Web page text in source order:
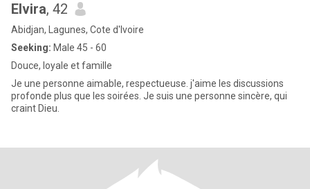
Elvira, 42
Abidjan, Lagunes, Cote d'Ivoire
Seeking: Male 45 - 60
Douce, loyale et famille
Je une personne aimable, respectueuse. j'aime les discussions
profonde plus que les soirées. Je suis une personne sincère, qui
craint Dieu.